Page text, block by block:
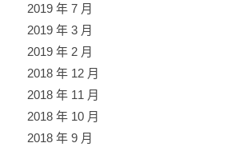
2019 年 7 月
2019 年 3 月
2019 年 2 月
2018 年 12 月
2018 年 11 月
2018 年 10 月
2018 年 9 月